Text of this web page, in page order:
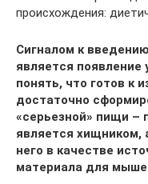
происхождения:
Сигналом к
является появление
понять, что готов к
достаточно
«серьезной» пищи –
является хищником,
него в качестве
материала для